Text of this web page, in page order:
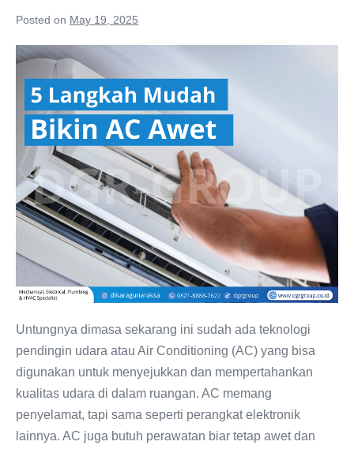
Cantik
AC
yang
Pas
Posted on May 19, 2025
5
Langkah
Mudah
Bikin
AC
Rumah
Lebih
Awet
Untungnya dimasa sekarang ini sudah ada teknologi
pendingin udara atau Air Conditioning (AC) yang bisa
digunakan untuk menyejukkan dan mempertahankan
kualitas udara di dalam ruangan. AC memang
penyelamat, tapi sama seperti perangkat elektronik
lainnya. AC juga butuh perawatan biar tetap awet dan